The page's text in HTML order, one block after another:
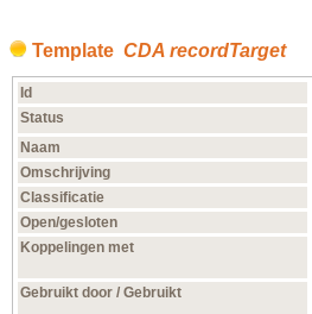
Template CDA recordTarget
Id
Status
Naam
Omschrijving
Classificatie
Open/gesloten
Koppelingen met
Gebruikt door / Gebruikt